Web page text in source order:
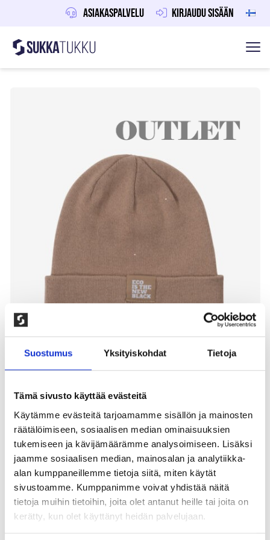
Suostumus Yksityiskohdat Tietoja
Tämä sivusto käyttää evästeitä
Käytämme evästeitä tarjoamamme sisällön ja mainosten
räätälöimiseen, sosiaalisen median ominaisuuksien
tukemiseen ja kävijämäärämme analysoimiseen. Lisäksi
jaamme sosiaalisen median, mainosalan ja analytiikka-
alan kumppaneillemme tietoja siitä, miten käytät
sivustoamme. Kumppanimme voivat yhdistää näitä
tietoja muihin tietoihin, joita olet antanut heille tai joita on
kerätty, kun olet käyttänyt heidän palvelujaan.
Asiakaspalvelu Kirjaudu sisään
Hoppa till innehåll
Sukkatukku
PIPO LUOMUPUUVILLASTA, BEIGE
100,00kr
Ribbineulepipo valmistettu luomupuuvillasta. Unisex
malli joka sopii sekä miehille että naisille. Pieni logo
edessä. 100% luomupuuvilla. Pesu 30°, ei